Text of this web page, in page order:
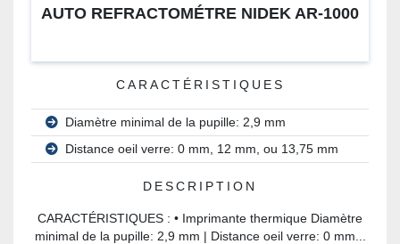
AUTO REFRACTOMÉTRE NIDEK AR-1000
CARACTÉRISTIQUES
Diamètre minimal de la pupille: 2,9 mm
Distance oeil verre: 0 mm, 12 mm, ou 13,75 mm
DESCRIPTION
CARACTÉRISTIQUES : • Imprimante thermique Diamètre
minimal de la pupille: 2,9 mm | Distance oeil verre: 0 mm...